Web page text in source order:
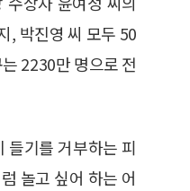
, 박진영 씨 모두 50
2230만 명으로 전
들기를 거부하는 피
놀고 싶어 하는 어